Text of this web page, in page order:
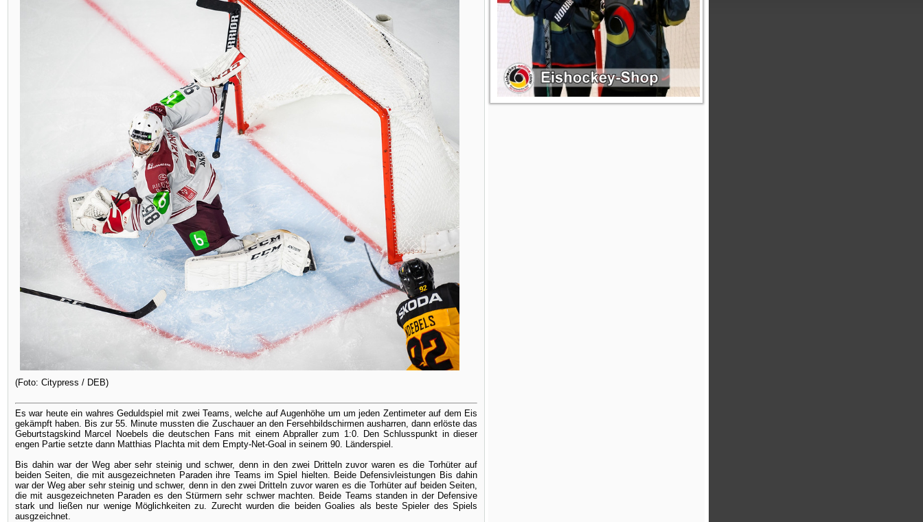
(Foto: Citypress / DEB)
Es war heute ein wahres Geduldspiel mit zwei Teams, welche auf Augenhöhe um um jeden Zentimeter auf dem Eis
gekämpft haben. Bis zur 55. Minute mussten die Zuschauer an den Fersehbildschirmen ausharren, dann erlöste das
Geburtstagskind Marcel Noebels die deutschen Fans mit einem Abpraller zum 1:0. Den Schlusspunkt in dieser
engen Partie setzte dann Matthias Plachta mit dem Empty-Net-Goal in seinem 90. Länderspiel.
Bis dahin war der Weg aber sehr steinig und schwer, denn in den zwei Dritteln zuvor waren es die Torhüter auf
beiden Seiten, die mit ausgezeichneten Paraden ihre Teams im Spiel hielten. Beide Defensivleistungen Bis dahin
war der Weg aber sehr steinig und schwer, denn in den zwei Dritteln zuvor waren es die Torhüter auf beiden Seiten,
die mit ausgezeichneten Paraden es den Stürmern sehr schwer machten. Beide Teams standen in der Defensive
stark und ließen nur wenige Möglichkeiten zu. Zurecht wurden die beiden Goalies als beste Spieler des Spiels
ausgzeichnet.